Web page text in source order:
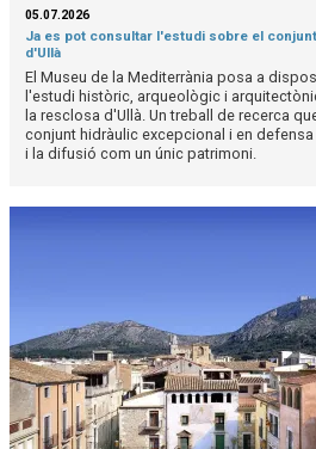
05.07.2026
Ja es pot consultar l'estudi sobre el
d'Ullà
El Museu de la Mediterrània posa a
l'estudi històric, arqueològic i
la resclosa d'Ullà. Un treball de recerca
conjunt hidràulic excepcional i en
i la difusió com un únic patrimoni.